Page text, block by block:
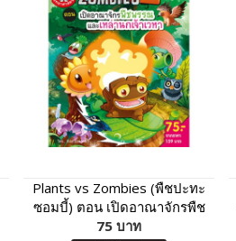
Plants vs Zombies (พืชปะทะ
ซอมบี้) ตอน เปิดอาณาจักรพืช
พรรณ และเหล่านกเจ้าเวหา
75 บาท